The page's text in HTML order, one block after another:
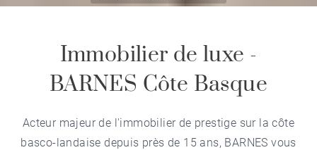
Immobilier de luxe -
BARNES Côte Basque
Acteur majeur de l'immobilier de prestige sur la côte
basco-landaise depuis près de 15 ans, BARNES vous